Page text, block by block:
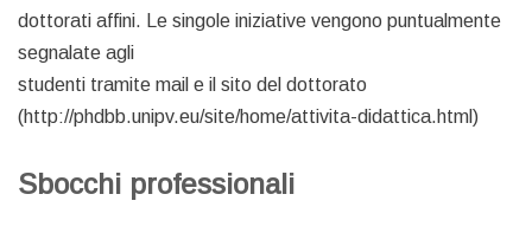
dottorati affini. Le singole iniziative vengono puntualmente
segnalate agli
studenti tramite mail e il sito del dottorato
(http://phdbb.unipv.eu/site/home/attivita-didattica.html)
Sbocchi professionali